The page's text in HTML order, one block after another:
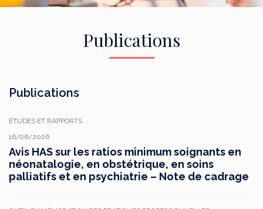
Publications
Publications
ÉTUDES ET RAPPORTS
16/06/2026
Avis HAS sur les ratios minimum soignants en
néonatalogie, en obstétrique, en soins
palliatifs et en psychiatrie – Note de cadrage